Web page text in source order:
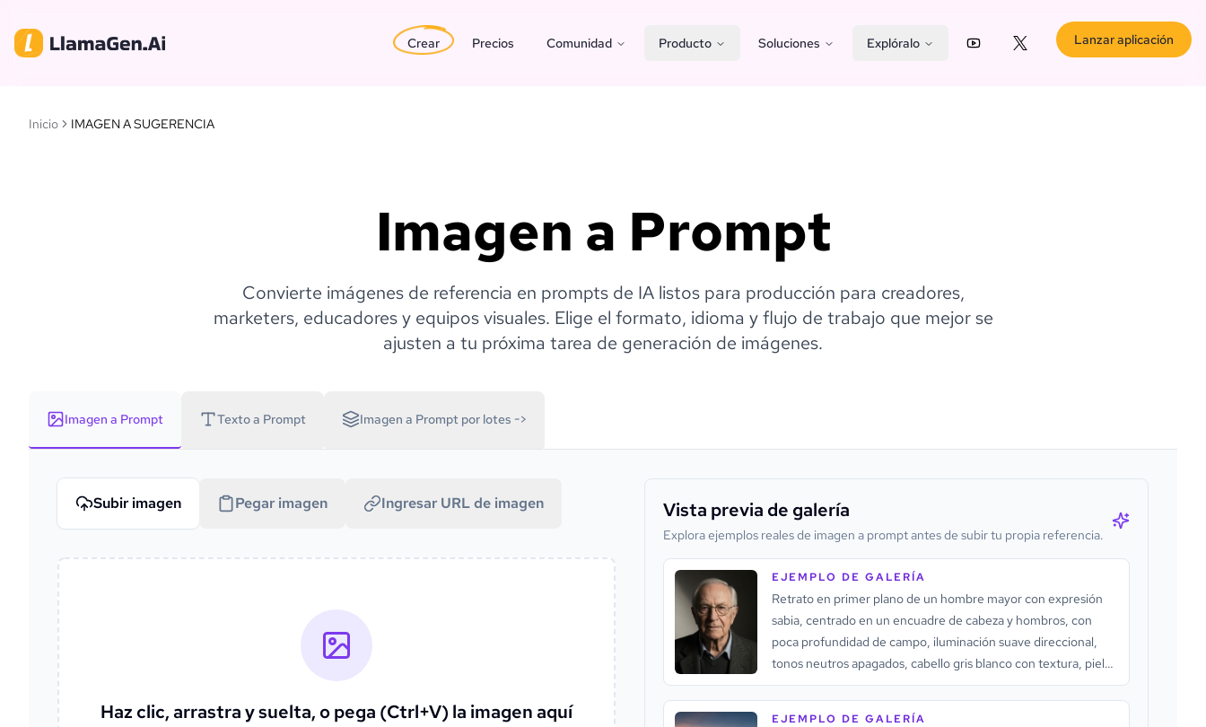
Crear Precios Comunidad Producto Soluciones Explóralo YouTubeX (Twitter)
Lanzar aplicación
Inicio IMAGEN A SUGERENCIA
Imagen a Prompt
Convierte imágenes de referencia en prompts de IA listos para producción para creadores,
marketers, educadores y equipos visuales. Elige el formato, idioma y flujo de trabajo que mejor se
ajusten a tu próxima tarea de generación de imágenes.
Imagen a Prompt Texto a Prompt Imagen a Prompt por lotes ->
Subir imagen Pegar imagen Ingresar URL de imagen
Haz clic, arrastra y suelta, o pega (Ctrl+V) la imagen aquí
Vista previa de galería
Explora ejemplos reales de imagen a prompt antes de subir tu propia referencia.
EJEMPLO DE GALERÍA
Retrato en primer plano de un hombre mayor con expresión
sabia, centrado en un encuadre de cabeza y hombros, con
poca profundidad de campo, iluminación suave direccional,
tonos neutros apagados, cabello gris blanco con textura, piel
clara y un fondo oscuro que mantiene la atención en el rostro.
EJEMPLO DE GALERÍA